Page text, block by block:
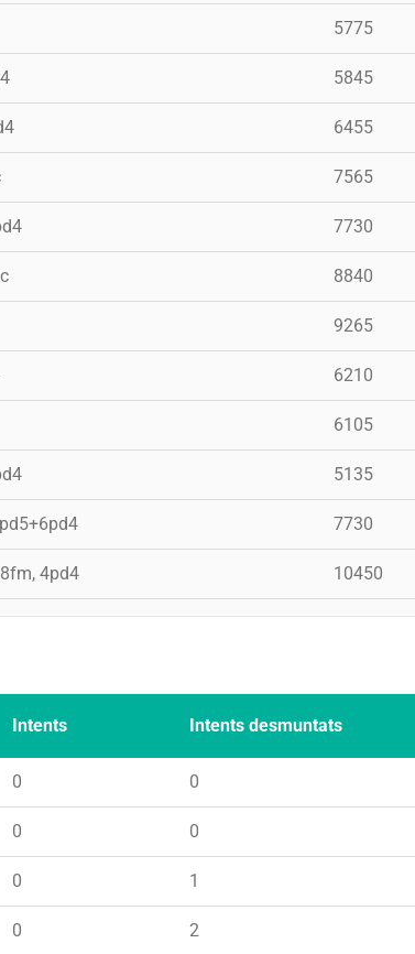
5775
5845
6455
7565
7730
8840
9265
6210
6105
5135
7730
4pd4 10450
Intents Intents desmuntats
0 0
0 0
0 1
0 2